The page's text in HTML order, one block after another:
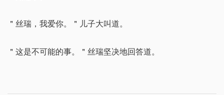
＂丝瑞，我爱你。＂儿子大叫道。
＂这是不可能的事。＂丝瑞坚决地回答道。